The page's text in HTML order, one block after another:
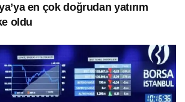
en çok doğrudan yatırım
oldu